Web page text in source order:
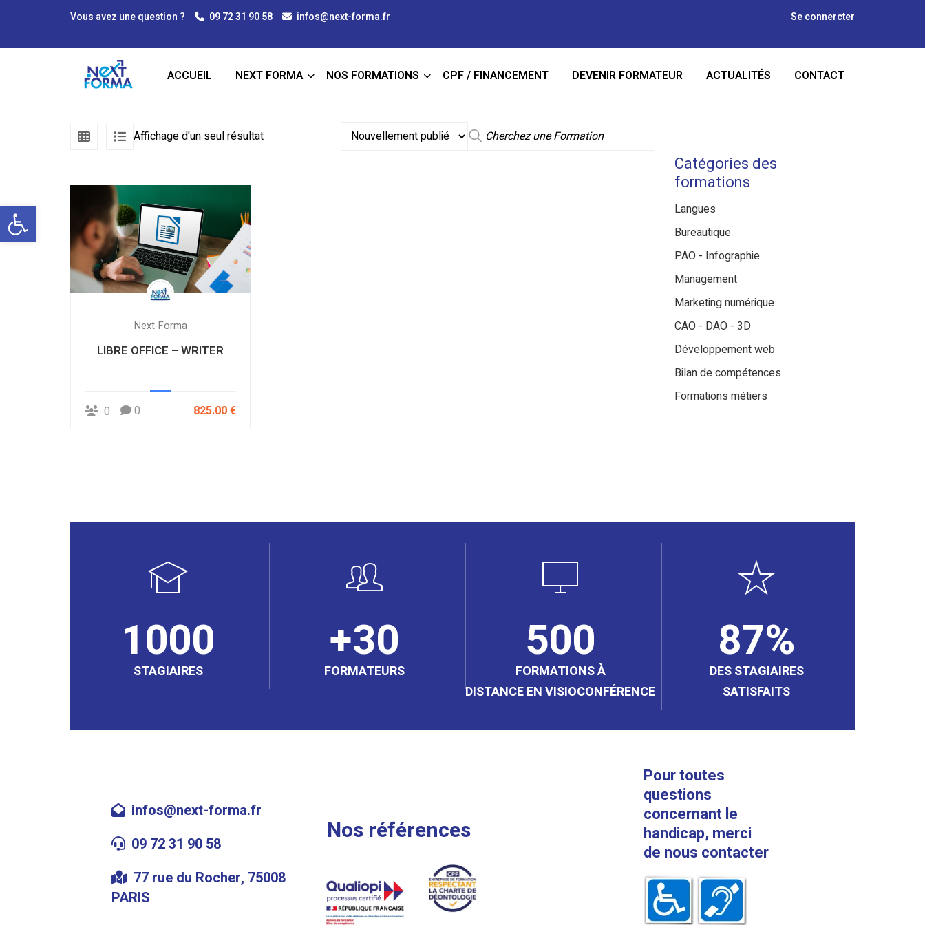
Vous avez une question ? 09 72 31 90 58 infos@next-forma.fr Se connercter
ACCUEIL NEXT FORMA NOS FORMATIONS CPF / FINANCEMENT DEVENIR FORMATEUR ACTUALITÉS CONTACT
Affichage d'un seul résultat
Next-Forma
LIBRE OFFICE – WRITER
0 0 825.00 €
Catégories des
formations
Langues
Bureautique
PAO - Infographie
Management
Marketing numérique
CAO - DAO - 3D
Développement web
Bilan de compétences
Formations métiers
1000
STAGIAIRES
30
FORMATEURS
500
FORMATIONS À
DISTANCE EN VISIOCONFÉRENCE
87
DES STAGIAIRES
SATISFAITS
infos@next-forma.fr
09 72 31 90 58
77 rue du Rocher, 75008
PARIS
Nos références
Pour toutes
questions
concernant le
handicap, merci
de nous contacter
Ouvrir la barre d’outils